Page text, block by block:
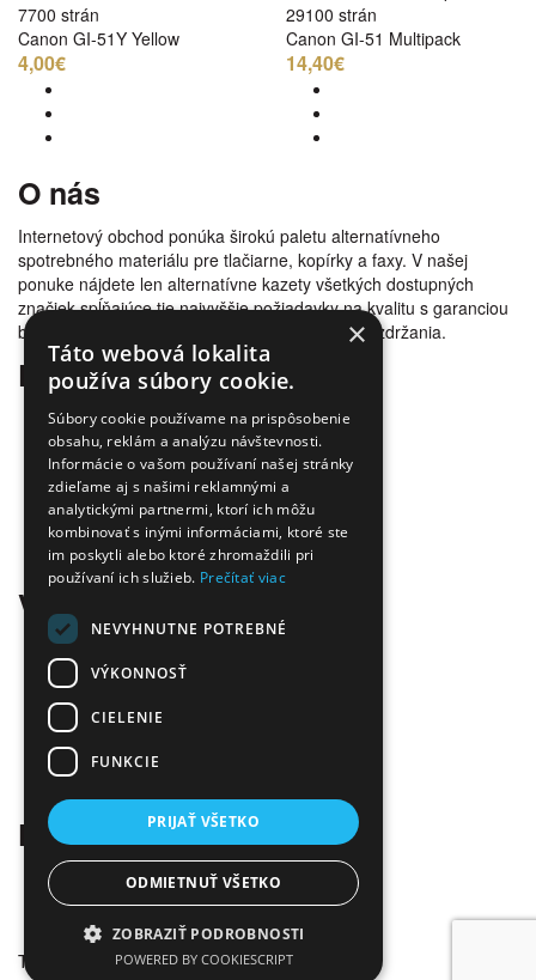
7700 strán
Canon GI-51Y Yellow
4,00€
29100 strán
Canon GI-51 Multipack
14,40€
O nás
Internetový obchod ponúka širokú paletu alternatívneho
spotrebného materiálu pre tlačiarne, kopírky a faxy. V našej
ponuke nájdete len alternatívne kazety všetkých dostupných
značiek spĺňajúce tie najvyššie požiadavky na kvalitu s garanciou
bezproblémovosti tlače. Tovar doručujeme bez zdržania.
Prečo nakúpiť u nás
Úspora nákladov
Overená kvalita
Doprava zadarmo
Tovar skladom
Ekologická likvidácia tonerov
Množstvo spôsobov platby a dopravy
Ekológia
Všetko o nákupe
Kontaktné informácie
Platba a dodanie
Obchodné podmienky
Ekologická likvidácia tonerov
Záručné a reklamačné podmienky
Ochrana osobných údajov
Kontakt
Infolinka:0904 500 240
E-mail:info@tonerovo.sk
Facebook:Tonerovo.sk
Tonerovo.sk © 2026
×
Táto webová lokalita
používa súbory cookie.
Súbory cookie používame na prispôsobenie
obsahu, reklám a analýzu návštevnosti.
Informácie o vašom používaní našej stránky
zdieľame aj s našimi reklamnými a
analytickými partnermi, ktorí ich môžu
kombinovať s inými informáciami, ktoré ste
im poskytli alebo ktoré zhromaždili pri
používaní ich služieb. Prečítať viac
NEVYHNUTNE POTREBNÉ
VÝKONNOSŤ
CIELENIE
FUNKCIE
PRIJAŤ VŠETKO
ODMIETNUŤ VŠETKO
ZOBRAZIŤ PODROBNOSTI
POWERED BY COOKIESCRIPT